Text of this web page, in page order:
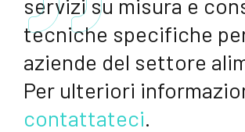
servizi su misura e
tecniche specifiche
aziende del settore
Per ulteriori
contattateci.